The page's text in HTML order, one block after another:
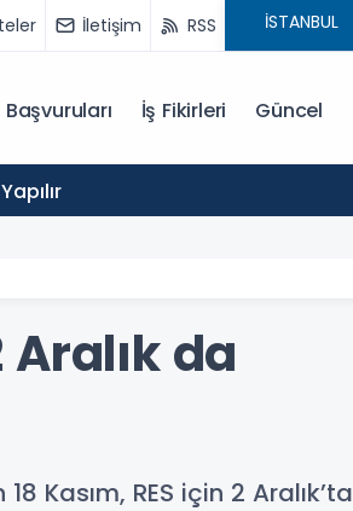
İletişim RSS
Başvuruları İş Fikirleri Güncel
Aralık da
Kasım, RES için 2 Aralık’ta